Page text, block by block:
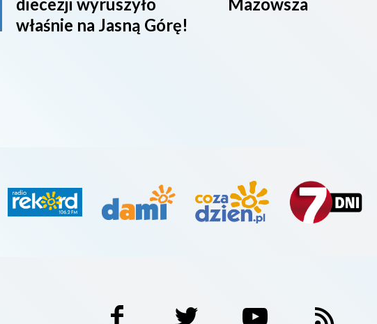
diecezji wyruszyło
właśnie na Jasną Górę!
Mazowsza